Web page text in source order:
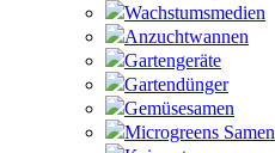
Wachstumsmedien
Anzuchtwannen
Gartengeräte
Gartendünger
Gemüsesamen
Microgreens Samen